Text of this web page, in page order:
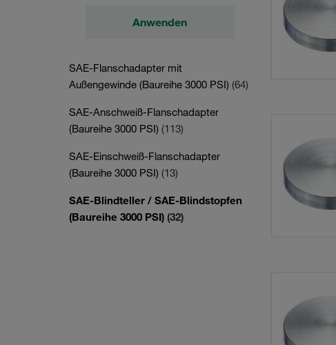
Anwenden
SAE-Flanschadapter mit
Außengewinde (Baureihe 3000 PSI) (64)
SAE-Anschweiß-Flanschadapter
(Baureihe 3000 PSI) (113)
SAE-Einschweiß-Flanschadapter
(Baureihe 3000 PSI) (13)
SAE-Blindteller / SAE-Blindstopfen
(Baureihe 3000 PSI) (32)